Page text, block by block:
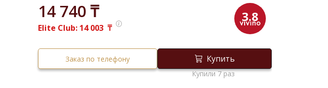
14 740 ₸
Elite Club: 14 003 ₸
3.8
Заказ по телефону Купить
Купили 7 раз